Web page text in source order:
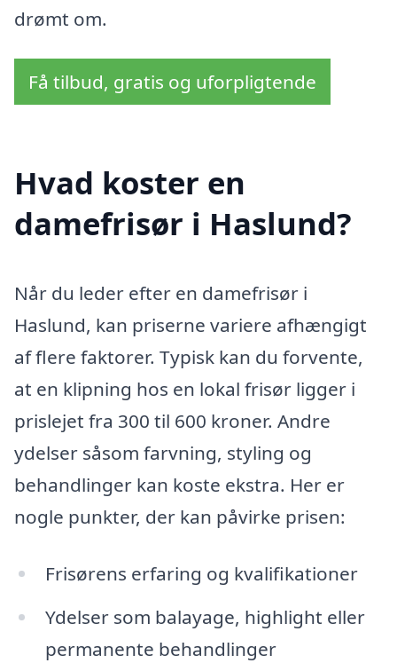
drømt om.
Få tilbud, gratis og uforpligtende
Hvad koster en
damefrisør i Haslund?
Når du leder efter en damefrisør i
Haslund, kan priserne variere afhængigt
af flere faktorer. Typisk kan du forvente,
at en klipning hos en lokal frisør ligger i
prislejet fra 300 til 600 kroner. Andre
ydelser såsom farvning, styling og
behandlinger kan koste ekstra. Her er
nogle punkter, der kan påvirke prisen:
Frisørens erfaring og kvalifikationer
Ydelser som balayage, highlight eller
permanente behandlinger